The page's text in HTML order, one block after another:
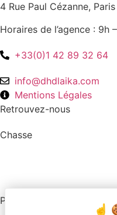
4 Rue Paul Cézanne,
Horaires de l’agence : 9h
+33(0)1 42 89 32 64
info@dhdlaika.com
Mentions Légales
Retrouvez-nous
Chasse
Pêche